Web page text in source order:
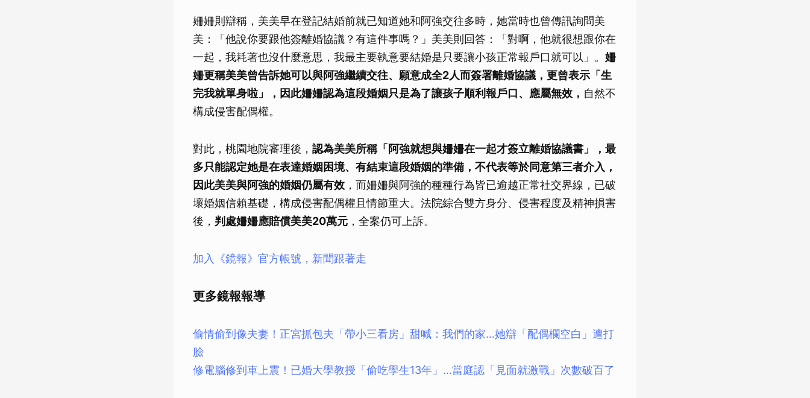
姍姍則辯稱，美美早在登記結婚前就已知道她和阿強交往多時，她當時也曾傳訊詢問美
美：「他說你要跟他簽離婚協議？有這件事嗎？」美美則回答：「對啊，他就很想跟你在
一起，我耗著也沒什麼意思，我最主要執意要結婚是只要讓小孩正常報戶口就可以」。 姍
姍更稱美美曾告訴她可以與阿強繼續交往、願意成全2人而簽署離婚協議，更曾表示「生
完我就單身啦」，因此姍姍認為這段婚姻只是為了讓孩子順利報戶口、應屬無效， 自然不
構成侵害配偶權。
對此，桃園地院審理後， 認為美美所稱「阿強就想與姍姍在一起才簽立離婚協議書」，最
多只能認定她是在表達婚姻困境、有結束這段婚姻的準備，不代表等於同意第三者介入，
因此美美與阿強的婚姻仍屬有效 ，而姍姍與阿強的種種行為皆已逾越正常社交界線，已破
壞婚姻信賴基礎，構成侵害配偶權且情節重大。法院綜合雙方身分、侵害程度及精神損害
後， 判處姍姍應賠償美美20萬元 ，全案仍可上訴。
加入《鏡報》官方帳號，新聞跟著走
更多鏡報報導
偷情偷到像夫妻！正宮抓包夫「帶小三看房」甜喊：我們的家…她辯「配偶欄空白」遭打
臉
修電腦修到車上震！已婚大學教授「偷吃學生13年」…當庭認「見面就激戰」次數破百了